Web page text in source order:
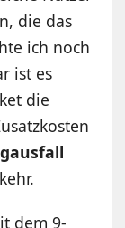
die das
ich noch
ist es
die
dem 9-